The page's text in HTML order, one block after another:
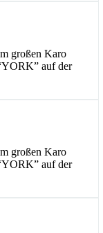
großen Karo
auf der
großen Karo
auf der